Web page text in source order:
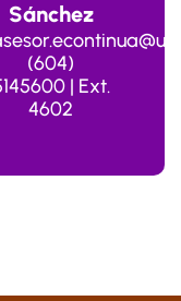
Sánchez
(604)
| Ext.
4602